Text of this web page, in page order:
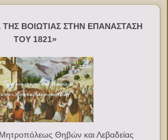
ΒΟΙΩΤΙΑΣ ΣΤΗΝ ΕΠΑΝΑΣΤΑΣΗ
ΤΟΥ 1821»
Μητροπόλεως Θηβών και Λεβαδείας